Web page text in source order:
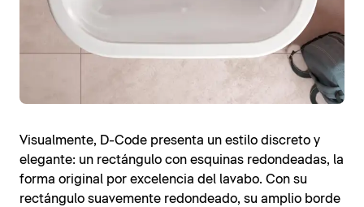
Visualmente, D-Code presenta un estilo discreto y
elegante: un rectángulo con esquinas redondeadas, la
forma original por excelencia del lavabo. Con su
rectángulo suavemente redondeado, su amplio borde